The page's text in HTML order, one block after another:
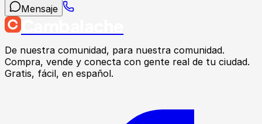
Mensaje
De nuestra comunidad, para nuestra comunidad.
Compra, vende y conecta con gente real de tu ciudad.
Gratis, fácil, en español.